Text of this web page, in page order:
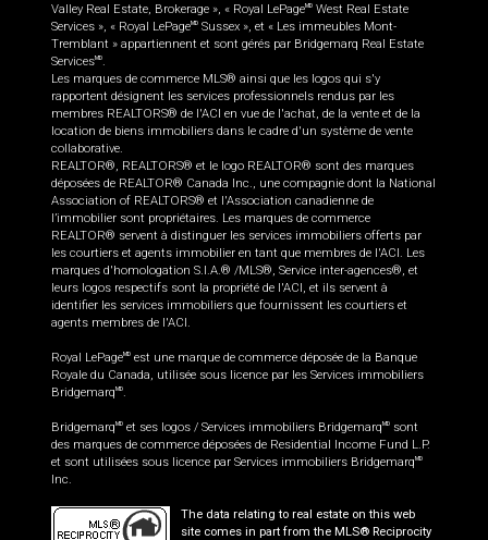
Valley Real Estate, Brokerage », « Royal LePageMD West Real Estate
Services », « Royal LePageMD Sussex », et « Les immeubles Mont-
Tremblant » appartiennent et sont gérés par Bridgemarq Real Estate
ServicesMD.
Les marques de commerce MLS® ainsi que les logos qui s'y
rapportent désignent les services professionnels rendus par les
membres REALTORS® de l'ACI en vue de l'achat, de la vente et de la
location de biens immobiliers dans le cadre d'un système de vente
collaborative.
REALTOR®, REALTORS® et le logo REALTOR® sont des marques
déposées de REALTOR® Canada Inc., une compagnie dont la National
Association of REALTORS® et l'Association canadienne de
l’immobilier sont propriétaires. Les marques de commerce
REALTOR® servent à distinguer les services immobiliers offerts par
les courtiers et agents immobilier en tant que membres de l'ACI. Les
marques d'homologation S.I.A.® /MLS®, Service inter-agences®, et
leurs logos respectifs sont la propriété de l'ACI, et ils servent à
identifier les services immobiliers que fournissent les courtiers et
agents membres de l'ACI.
Royal LePageMD est une marque de commerce déposée de la Banque
Royale du Canada, utilisée sous licence par les Services immobiliers
BridgemarqMD.
BridgemarqMD et ses logos / Services immobiliers BridgemarqMD
sont
des marques de commerce déposées de Residential Income Fund L.P.
et sont utilisées sous licence par Services immobiliers BridgemarqMD
Inc.
The data relating to real estate on this web
site comes in part from the MLS® Reciprocity